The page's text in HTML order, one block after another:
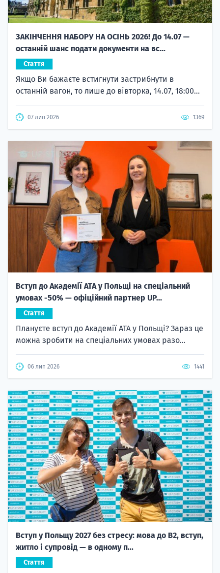
ЗАКІНЧЕННЯ НАБОРУ НА ОСІНЬ 2026! До 14.07 —
останній шанс подати документи на вс...
Стаття
Якщо Ви бажаєте встигнути застрибнути в
останній вагон, то лише до вівторка, 14.07, 18:00...
07 лип 2026 1369
Вступ до Академії ATA у Польщі на спеціальний
умовах -50% — офіційний партнер UP...
Стаття
Плануєте вступ до Академії ATA у Польщі? Зараз це
можна зробити на спеціальних умовах разо...
06 лип 2026 1441
Вступ у Польщу 2027 без стресу: мова до B2, вступ,
житло і супровід — в одному п...
Стаття